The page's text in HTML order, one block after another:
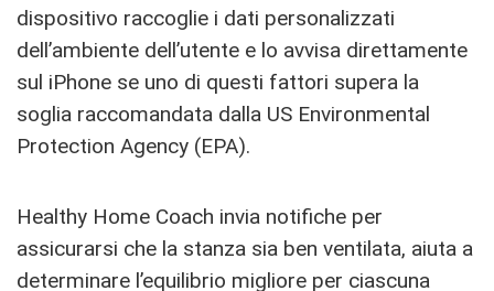
dispositivo raccoglie i dati personalizzati
dell’ambiente dell’utente e lo avvisa direttamente
sul iPhone se uno di questi fattori supera la
soglia raccomandata dalla US Environmental
Protection Agency (EPA).
Healthy Home Coach invia notifiche per
assicurarsi che la stanza sia ben ventilata, aiuta a
determinare l’equilibrio migliore per ciascuna